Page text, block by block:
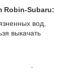
Robin-Subaru:
вод,
выкачать